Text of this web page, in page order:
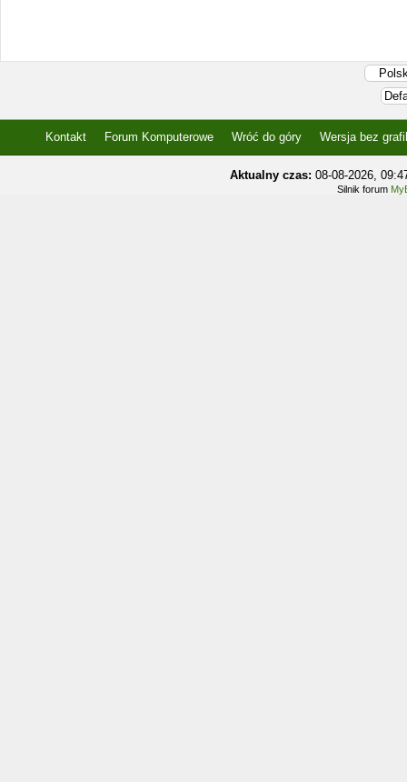
Kontakt Forum Komputerowe Wróć do góry Wersja bez
Aktualny czas: 08-08-2026,
Silnik forum